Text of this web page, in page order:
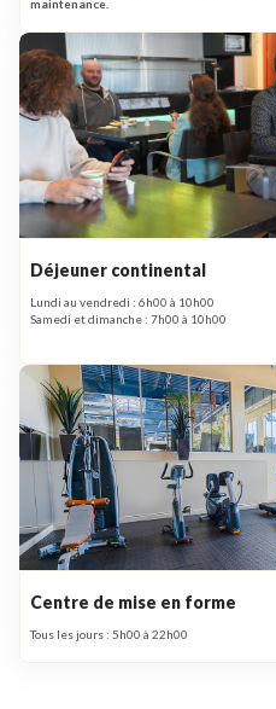
maintenance.
Déjeuner continental
Lundi au vendredi : 6h00 à 10h00
Samedi et dimanche : 7h00 à 10h00
Centre de mise en forme
Tous les jours : 5h00 à 22h00